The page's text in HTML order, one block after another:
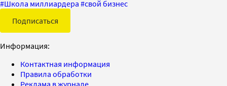
#Школа миллиардера #свой бизнес
Подписаться
Информация:
Контактная информация
Правила обработки
Реклама в журнале